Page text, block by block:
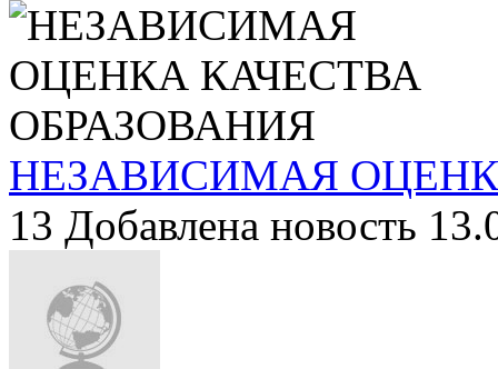
НЕЗАВИСИМАЯ
13 Добавлена новость